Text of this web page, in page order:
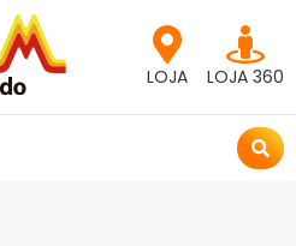
LOJA LOJA 360